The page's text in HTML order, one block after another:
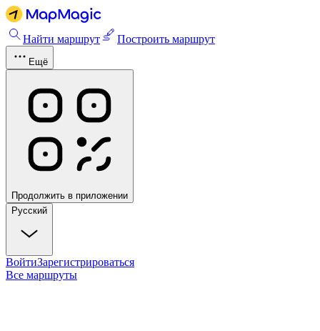
Найти маршрут Построить маршрут
Ещё
Продолжить в приложении
Русский
ВойтиЗарегистрироваться
Все маршруты